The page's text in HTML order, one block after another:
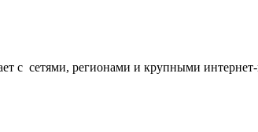
с сетями, регионами и крупными